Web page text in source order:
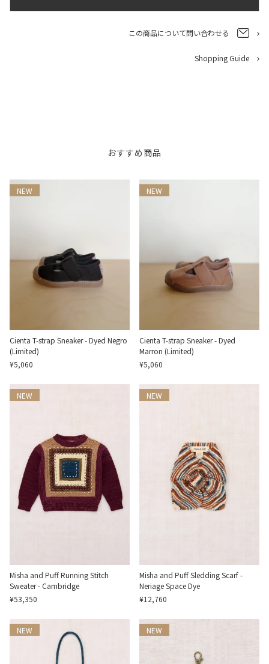
この商品について問い合わせる
Shopping Guide
おすすめ商品
NEW
Cienta T-strap Sneaker - Dyed Negro
(Limited)
¥5,060
NEW
Cienta T-strap Sneaker - Dyed
Marron (Limited)
¥5,060
NEW
Misha and Puff Running Stitch
Sweater - Cambridge
¥53,350
NEW
Misha and Puff Sledding Scarf -
Neriage Space Dye
¥12,760
NEW NEW